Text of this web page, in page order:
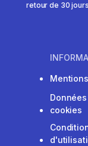
retour de 30
cookies